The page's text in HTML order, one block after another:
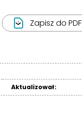
Zapisz do PDF
Aktualizował: